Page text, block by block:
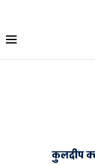
कुलदीप